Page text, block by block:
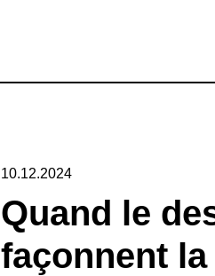
10.12.2024
Quand le
façonnent